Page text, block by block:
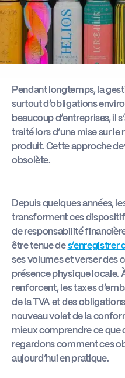
Pendant longtemps, la
surtout d’obligations
beaucoup d’entreprises, il
traité lors d’une mise sur
produit. Cette approche
obsolète.
Depuis quelques années,
transforment ces
de responsabilité
être tenue des’enregistrer
ses volumes et verser des
présence physique locale.
renforcent, les taxes
de la TVA et des
nouveau volet de la
mieux comprendre ce
regardons comment ces
aujourd’hui en pratique.